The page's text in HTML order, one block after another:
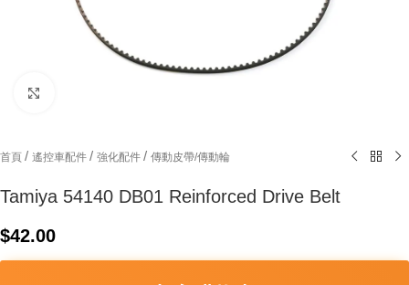
首頁 / 遙控車配件 / 強化配件 / 傳動皮帶/傳動輪
Tamiya 54140 DB01 Reinforced Drive Belt
$42.00